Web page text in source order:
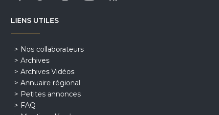
LIENS UTILES
Nos collaborateurs
Archives
Archives Vidéos
Annuaire régional
Petites annonces
FAQ